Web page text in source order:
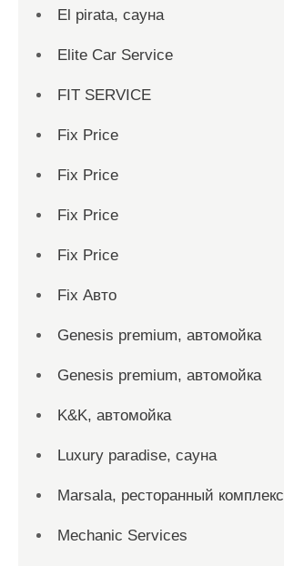
El pirata, сауна
Elite Car Service
FIT SERVICE
Fix Price
Fix Price
Fix Price
Fix Price
Fix Авто
Genesis premium, автомойка
Genesis premium, автомойка
K&K, автомойка
Luxury paradise, сауна
Marsala, ресторанный комплекс
Mechanic Services